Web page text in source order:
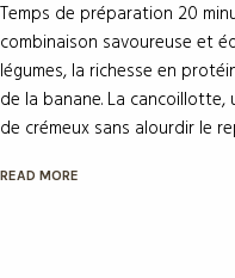
douceur de la banane. La
une touche de crémeux sans
idéale pour un...
READ MORE